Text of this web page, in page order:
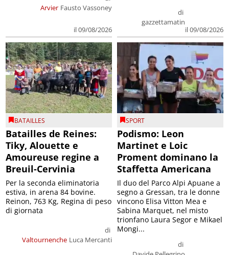
Arvier Fausto Vassoney
il 09/08/2026
di
gazzettamatin
il 09/08/2026
BATAILLES
Batailles de Reines:
Tiky, Alouette e
Amoureuse regine a
Breuil-Cervinia
Valtournenche
di
Luca Mercanti
Per la seconda eliminatoria
estiva, in arena 84 bovine.
Reinon, 763 Kg, Regina di peso
di giornata
SPORT
Podismo: Leon
Martinet e Loic
Proment dominano la
Staffetta Americana
di
Il duo del Parco Alpi Apuane a
segno a Gressan, tra le donne
vincono Elisa Vitton Mea e
Sabina Marquet, nel misto
trionfano Laura Segor e Mikael
Mongi...